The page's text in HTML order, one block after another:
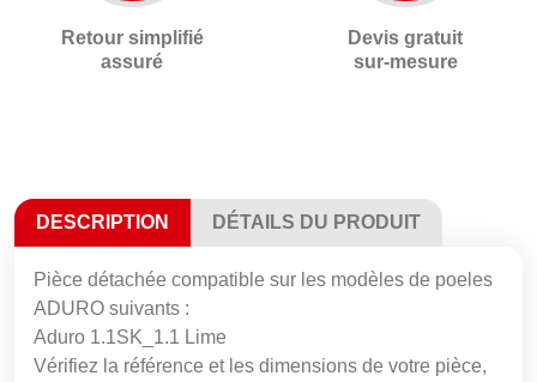
Retour simplifié
assuré
Devis gratuit
sur-mesure
DESCRIPTION DÉTAILS DU PRODUIT
Pièce détachée compatible sur les modèles de poeles
ADURO suivants :
Aduro 1.1SK_1.1 Lime
Vérifiez la référence et les dimensions de votre pièce,